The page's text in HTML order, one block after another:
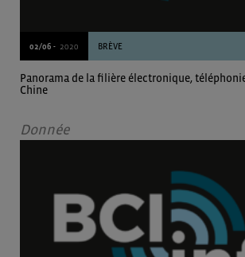
02/06 - 2020 BRÈVE
Panorama de la filière électronique,
Chine
Donnée